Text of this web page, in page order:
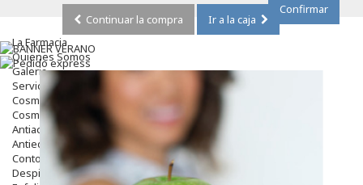
Confirmar
Continuar la compra
Ir a la caja
La Farmacia
Quienes Somos
Galeria
Servicios
Cosmética
Cosmética Facial
Antiacné
Antiedad
Contorno De Ojos
Despigmentantes